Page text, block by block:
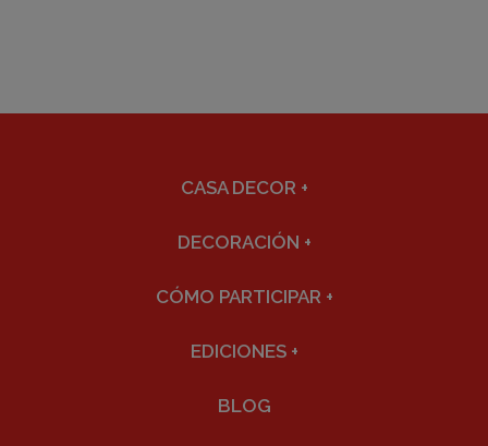
CASA DECOR +
DECORACIÓN +
CÓMO PARTICIPAR +
EDICIONES +
BLOG